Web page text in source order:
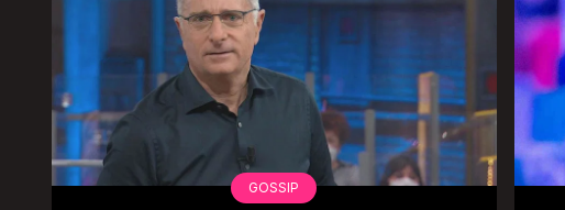
GOSSIP